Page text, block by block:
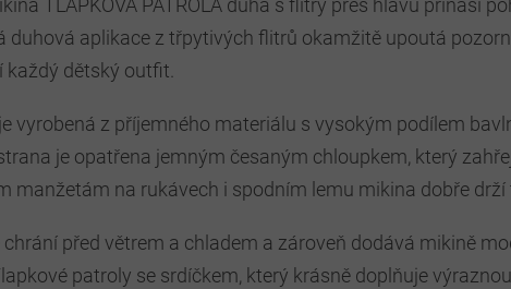
TLAPKOVÁ PATROLA duha s flitry přes hlavu přináší
duhová aplikace z třpytivých flitrů okamžitě upoutá
každý dětský outfit.
vyrobená z příjemného materiálu s vysokým podílem
je opatřena jemným česaným chloupkem, který
manžetám na rukávech i spodním lemu mikina dobře drží
chrání před větrem a chladem a zároveň dodává mikině
patroly se srdíčkem, který krásně doplňuje